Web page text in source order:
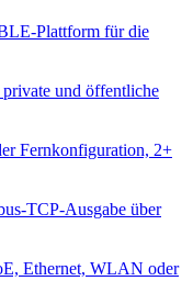
Plattform für die
und öffentliche
Fernkonfiguration, 2+
TCP-Ausgabe über
Ethernet, WLAN oder